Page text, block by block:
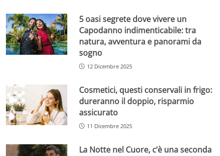
5 oasi segrete dove vivere un
Capodanno indimenticabile: tra
natura, avventura e panorami da
sogno
12 Dicembre 2025
Cosmetici, questi conservali in frigo:
dureranno il doppio, risparmio
assicurato
11 Dicembre 2025
La Notte nel Cuore, c’è una seconda